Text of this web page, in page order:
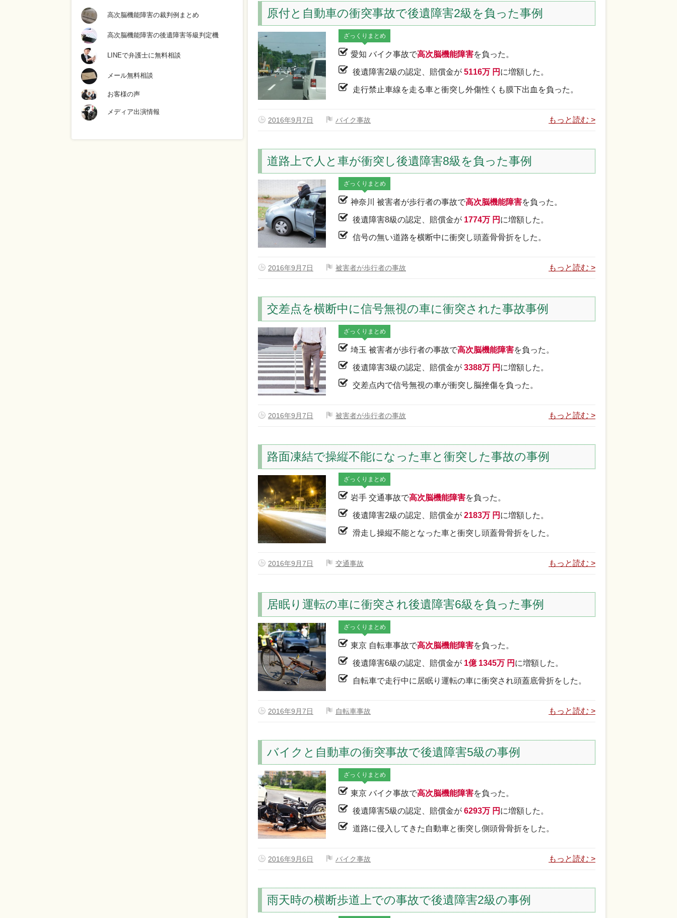
原付と自動車の衝突事故で後遺障害2級を負った事例
ざっくりまとめ
愛知 バイク事故で高次脳機能障害を負った。
後遺障害2級の認定、賠償金が 5116万 円 に増額した。
走行禁止車線を走る車と衝突し外傷性くも膜下出血を負った。
2016年9月7日 バイク事故 もっと読む >
道路上で人と車が衝突し後遺障害8級を負った事例
ざっくりまとめ
神奈川 被害者が歩行者の事故で高次脳機能障害を負った。
後遺障害8級の認定、賠償金が 1774万 円 に増額した。
信号の無い道路を横断中に衝突し頭蓋骨骨折をした。
2016年9月7日 被害者が歩行者の事故 もっと読む >
交差点を横断中に信号無視の車に衝突された事故事例
ざっくりまとめ
埼玉 被害者が歩行者の事故で高次脳機能障害を負った。
後遺障害3級の認定、賠償金が 3388万 円 に増額した。
交差点内で信号無視の車が衝突し脳挫傷を負った。
2016年9月7日 被害者が歩行者の事故 もっと読む >
路面凍結で操縦不能になった車と衝突した事故の事例
ざっくりまとめ
岩手 交通事故で高次脳機能障害を負った。
後遺障害2級の認定、賠償金が 2183万 円 に増額した。
滑走し操縦不能となった車と衝突し頭蓋骨骨折をした。
2016年9月7日 交通事故 もっと読む >
居眠り運転の車に衝突され後遺障害6級を負った事例
ざっくりまとめ
東京 自転車事故で高次脳機能障害を負った。
後遺障害6級の認定、賠償金が 1億 1345万 円 に増額した。
自転車で走行中に居眠り運転の車に衝突され頭蓋底骨折をした。
2016年9月7日 自転車事故 もっと読む >
バイクと自動車の衝突事故で後遺障害5級の事例
ざっくりまとめ
東京 バイク事故で高次脳機能障害を負った。
後遺障害5級の認定、賠償金が 6293万 円 に増額した。
道路に侵入してきた自動車と衝突し側頭骨骨折をした。
2016年9月6日 バイク事故 もっと読む >
雨天時の横断歩道上での事故で後遺障害2級の事例
高次脳機能障害の裁判例まとめ
高次脳機能障害の後遺障害等級判定機
LINEで弁護士に無料相談
メール無料相談
お客様の声
メディア出演情報